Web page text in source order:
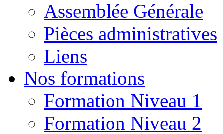
Assemblée Générale
Pièces administratives
Liens
Nos formations
Formation Niveau 1
Formation Niveau 2